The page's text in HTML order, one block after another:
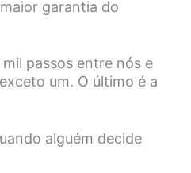
garantia do
mil passos entre nós e
um. O último é a
alguém decide